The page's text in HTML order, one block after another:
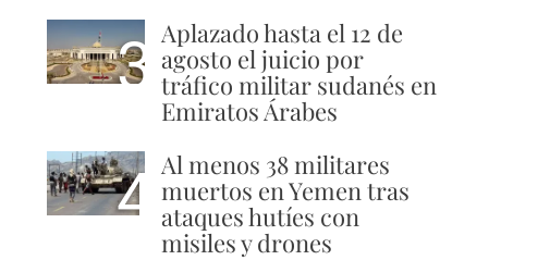
3 Aplazado hasta el 12 de
agosto el juicio por
tráfico militar sudanés en
Emiratos Árabes
4 Al menos 38 militares
muertos en Yemen tras
ataques hutíes con
misiles y drones